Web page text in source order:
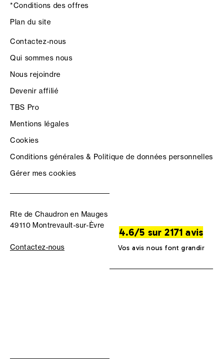
*Conditions des offres
Plan du site
Contactez-nous
Qui sommes nous
Nous rejoindre
Devenir affilié
TBS Pro
Mentions légales
Cookies
Conditions générales & Politique de données personnelles
Gérer mes cookies
Rte de Chaudron en Mauges
49110 Montrevault-sur-Èvre
Contactez-nous
4.6/5 sur 2171 avis
Vos avis nous font grandir